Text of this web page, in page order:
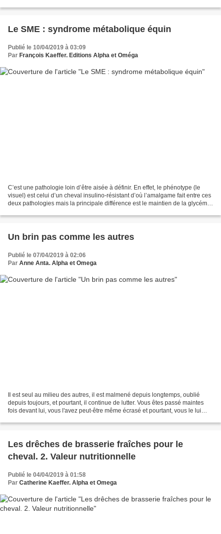
Le SME : syndrome métabolique équin
Publié le 10/04/2019 à 03:09
Par François Kaeffer. Editions Alpha et Oméga
C’est une pathologie loin d’être aisée à définir. En effet, le phénotype (le
visuel) est celui d’un cheval insulino-résistant d’où l’amalgame fait entre ces
deux pathologies mais la principale différence est le maintien de la glycémie
Un brin pas comme les autres
Publié le 07/04/2019 à 02:06
Par Anne Anta. Alpha et Omega
Il est seul au milieu des autres, il est malmené depuis longtemps, oublié
depuis toujours, et pourtant, il continue de lutter. Vous êtes passé maintes
fois devant lui, vous l'avez peut-être même écrasé et pourtant, vous le lui
Les drêches de brasserie fraîches pour le
cheval. 2. Valeur nutritionnelle
Publié le 04/04/2019 à 01:58
Par Catherine Kaeffer. Alpha et Omega